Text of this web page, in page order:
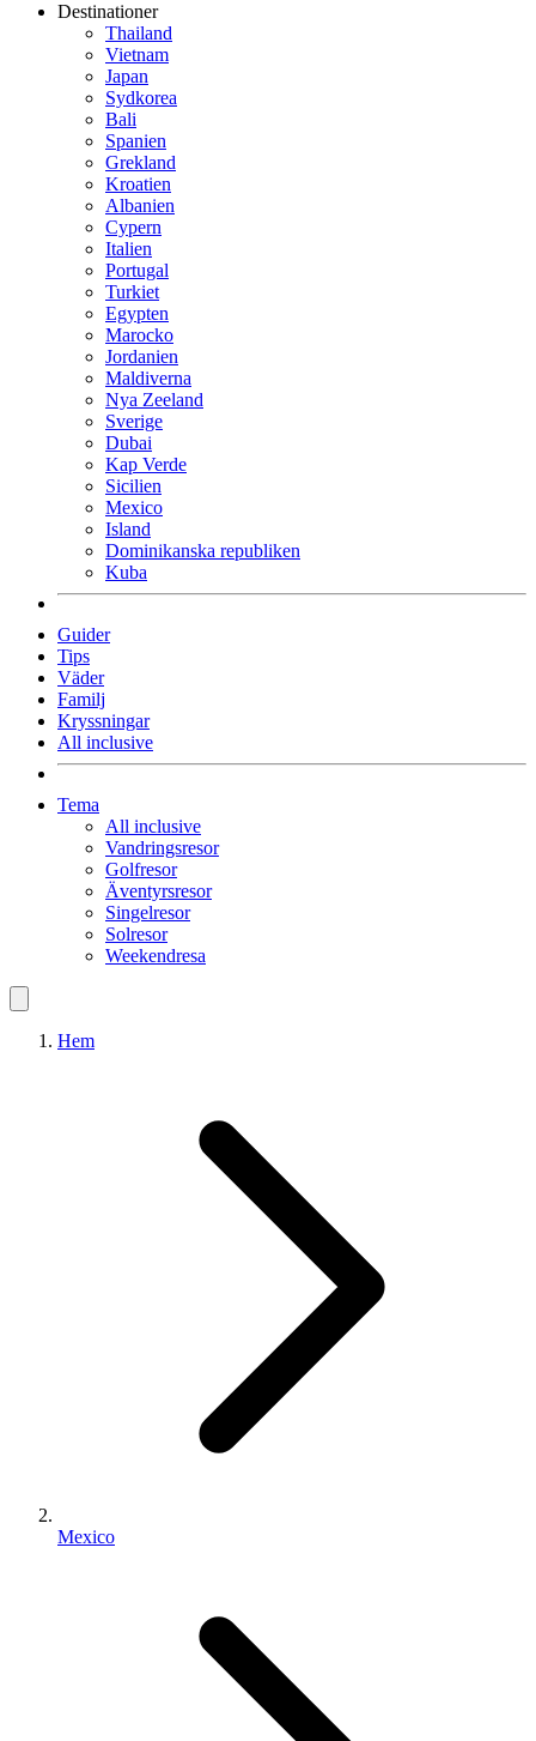
Destinationer
Thailand
Vietnam
Japan
Sydkorea
Bali
Spanien
Grekland
Kroatien
Albanien
Cypern
Italien
Portugal
Turkiet
Egypten
Marocko
Jordanien
Maldiverna
Nya Zeeland
Sverige
Dubai
Kap Verde
Sicilien
Mexico
Island
Dominikanska republiken
Kuba
Guider
Tips
Väder
Familj
Kryssningar
All inclusive
Tema
All inclusive
Vandringsresor
Golfresor
Äventyrsresor
Singelresor
Solresor
Weekendresa
Hem
Mexico